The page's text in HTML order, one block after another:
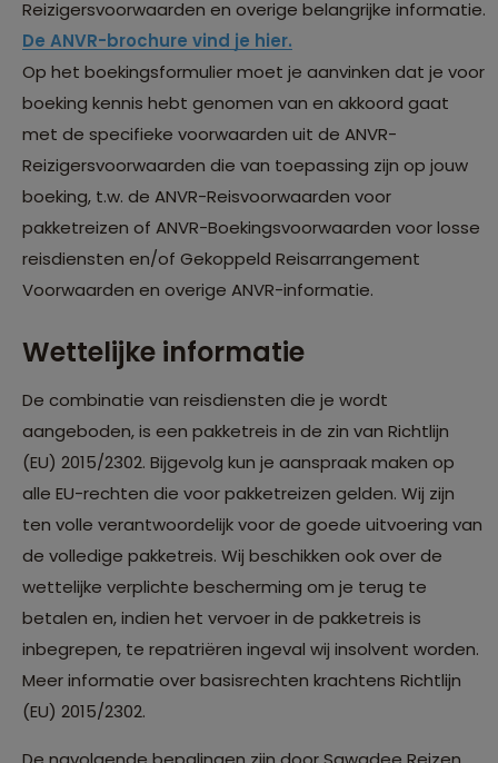
Reizigersvoorwaarden en overige belangrijke informatie.
De ANVR-brochure vind je hier.
Op het boekingsformulier moet je aanvinken dat je voor
boeking kennis hebt genomen van en akkoord gaat
met de specifieke voorwaarden uit de ANVR-
Reizigersvoorwaarden die van toepassing zijn op jouw
boeking, t.w. de ANVR-Reisvoorwaarden voor
pakketreizen of ANVR-Boekingsvoorwaarden voor losse
reisdiensten en/of Gekoppeld Reisarrangement
Voorwaarden en overige ANVR-informatie.
Wettelijke informatie
De combinatie van reisdiensten die je wordt
aangeboden, is een pakketreis in de zin van Richtlijn
(EU) 2015/2302. Bijgevolg kun je aanspraak maken op
alle EU-rechten die voor pakketreizen gelden. Wij zijn
ten volle verantwoordelijk voor de goede uitvoering van
de volledige pakketreis. Wij beschikken ook over de
wettelijke verplichte bescherming om je terug te
betalen en, indien het vervoer in de pakketreis is
inbegrepen, te repatriëren ingeval wij insolvent worden.
Meer informatie over basisrechten krachtens Richtlijn
(EU) 2015/2302.